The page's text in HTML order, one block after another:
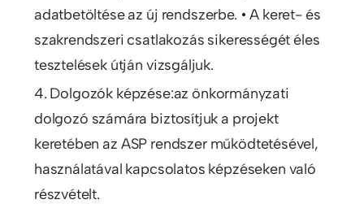
adatbetöltése az új rendszerbe. • A keret- és
szakrendszeri csatlakozás sikerességét éles
tesztelések útján vizsgáljuk.
4. Dolgozók képzése:az önkormányzati
dolgozó számára biztosítjuk a projekt
keretében az ASP rendszer működtetésével,
használatával kapcsolatos képzéseken való
részvételt.